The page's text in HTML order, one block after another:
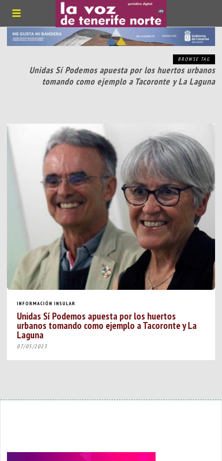
BROWSE TAG
Unidas Sí Podemos apuesta por los huertos urbanos
tomando como ejemplo a Tacoronte y La Laguna
INFORMACIÓN INSULAR
Unidas Sí Podemos apuesta por los huertos
urbanos tomando como ejemplo a Tacoronte y La
Laguna
07/05/2023